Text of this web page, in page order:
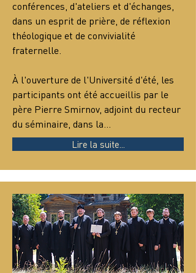
conférences, d'ateliers et d'échanges,
dans un esprit de prière, de réflexion
théologique et de convivialité
fraternelle.
À l'ouverture de l'Université d'été, les
participants ont été accueillis par le
père Pierre Smirnov, adjoint du recteur
du séminaire, dans la…
Lire la suite...